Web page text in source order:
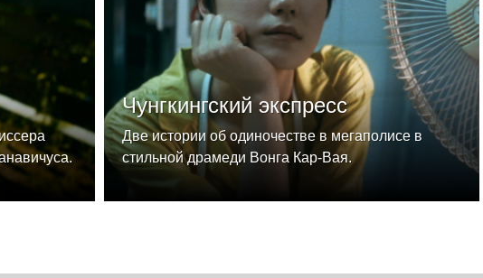
Чунгкингский экспресс
Две истории об одиночестве в мегаполисе в
стильной драмеди Вонга Кар-Вая.